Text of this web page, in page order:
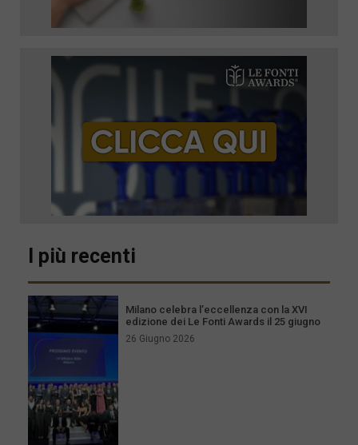
I più recenti
Milano celebra l’eccellenza con la XVI
edizione dei Le Fonti Awards il 25 giugno
26 Giugno 2026